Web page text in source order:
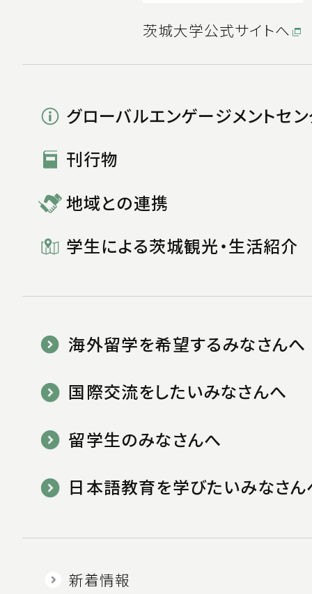
茨城大学公式サイトへ
グローバルエンゲージメントセ
刊行物
地域との連携
学生による茨城観光・生活紹介
海外留学を希望するみなさんへ
国際交流をしたいみなさんへ
留学生のみなさんへ
日本語教育を学びたいみなさん
新着情報